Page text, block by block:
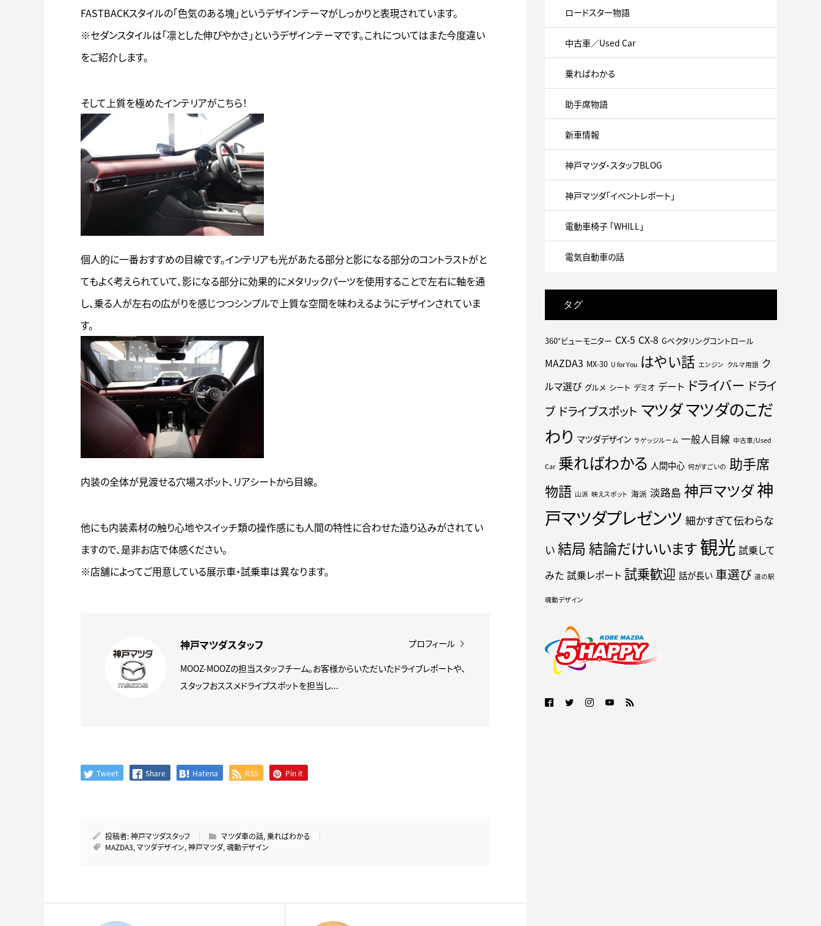
FASTBACKスタイルの「色気のある塊」というデザインテーマがしっかりと表現されています。
※セダンスタイルは「凛とした伸びやかさ」というデザインテーマです。これについてはまた今度違い
をご紹介します。
そして上質を極めたインテリアがこちら！
個人的に一番おすすめの目線です。インテリアも光があたる部分と影になる部分のコントラストがと
てもよく考えられていて、影になる部分に効果的にメタリックパーツを使用することで左右に軸を通
し、乗る人が左右の広がりを感じつつシンプルで上質な空間を味わえるようにデザインされていま
す。
内装の全体が見渡せる穴場スポット、リアシートから目線。
他にも内装素材の触り心地やスイッチ類の操作感にも人間の特性に合わせた造り込みがされてい
ますので、是非お店で体感ください。
※店舗によってご用意している展示車・試乗車は異なります。
神戸マツダスタッフ プロフィール
MOOZ-MOOZの担当スタッフチーム。お客様からいただいたドライブレポートや、
スタッフおススメドライブスポットを担当し...
Tweet Share Hatena RSS Pin it
投稿者:神戸マツダスタッフ マツダ車の話,乗ればわかる
MAZDA3,マツダデザイン,神戸マツダ,魂動デザイン
ロードスター物語
中古車／Used Car
乗ればわかる
助手席物語
新車情報
神戸マツダ・スタッフBLOG
神戸マツダ「イベントレポート」
電動車椅子 「WHILL」
電気自動車の話
タグ
360°ビューモニター CX-5 CX-8 Gベクタリングコントロール
MAZDA3 MX-30 U for You はやい話 エンジン クルマ用語 ク
ルマ選び グルメ シート デミオ デート ドライバー ドライ
ブ ドライブスポット マツダマツダのこだ
わり マツダデザイン ラゲッジルーム 一般人目線 中古車/Used
Car 乗ればわかる 人間中心 何がすごいの 助手席
物語 山派 映えスポット 海派 淡路島 神戸マツダ神
戸マツダプレゼンツ 細かすぎて伝わらな
い 結局 結論だけいいます観光 試乗して
みた 試乗レポート 試乗歓迎 話が長い 車選び 道の駅
魂動デザイン